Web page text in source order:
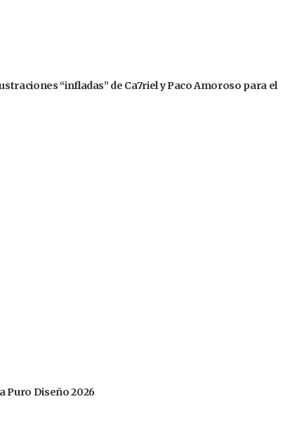
“infladas” de Ca7riel y Paco Amoroso para el
Puro Diseño 2026